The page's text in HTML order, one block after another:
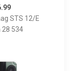
STS 12/E
28 534